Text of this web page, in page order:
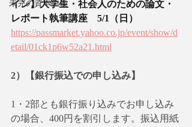
未完の資本主義
イン】大学生・社会人のための論文・
レポート執筆講座　5/1（日）
https://passmarket.yahoo.co.jp/event/show/d
etail/01ck1p6w52a21.html
2）【銀行振込での申し込み】
1・2部とも銀行振り込みでお申し込み
の場合、400円を割引します。振込用紙